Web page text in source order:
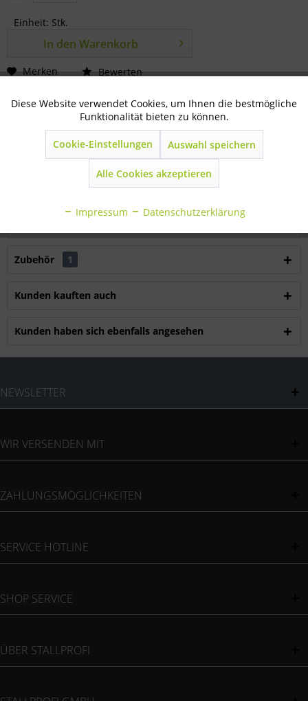
Einheit: Stk.
In den Warenkorb
Merken Bewerten
Artikel-Nr.: 35-09-0150
aus gerundetem Preßglas Pressglaslampen (PAR) haben
Zubehör 1
Kunden kauften auch
Kunden haben sich ebenfalls angesehen
NEWSLETTER
WIR VERSENDEN MIT
ZAHLUNGSMÖGLICHKEITEN
SERVICE HOTLINE
SHOP SERVICE
ÜBER STALLPROFI
Technisch notwendig Aktiv
Marketing Inaktiv
Inaktiv
Sonstige
Diese Website verwendet Cookies, um Ihnen die bestmögliche
Funktionalität bieten zu können.
Cookie-Einstellungen Auswahl speichern
Alle Cookies akzeptieren
Impressum Datenschutzerklärung